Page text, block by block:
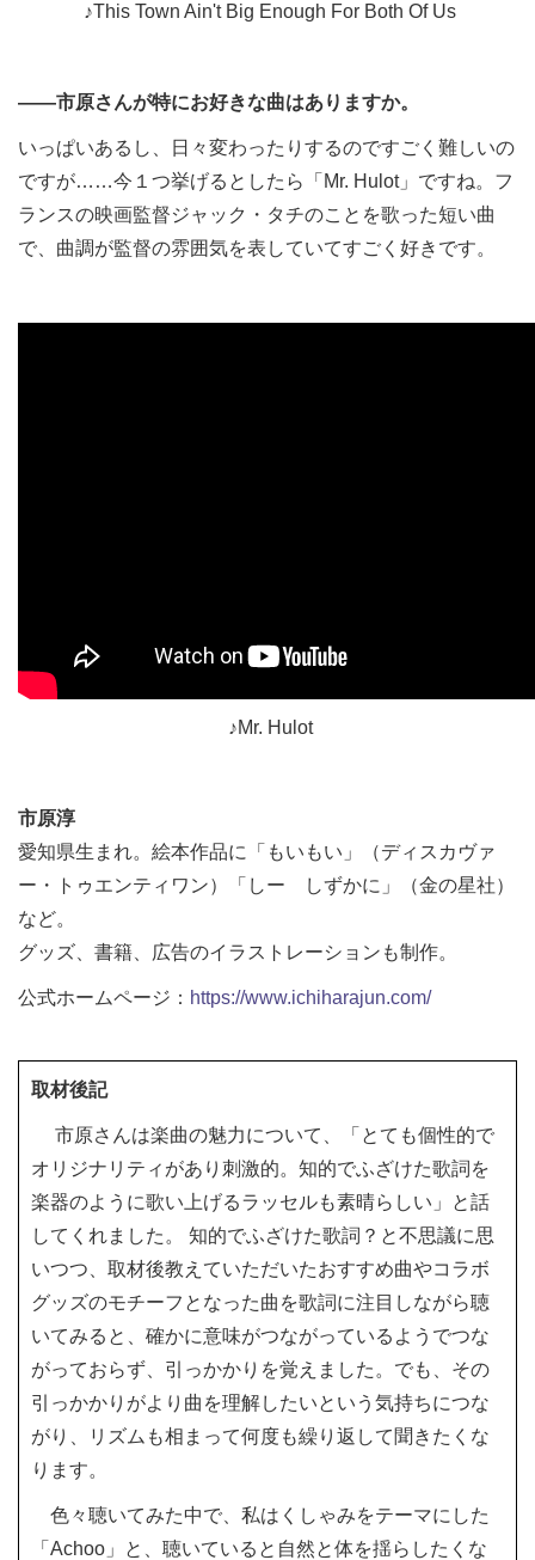
♪This Town Ain't Big Enough For Both Of Us
――市原さんが特にお好きな曲はありますか。
いっぱいあるし、日々変わったりするのですごく難しいの
ですが……今１つ挙げるとしたら「Mr. Hulot」ですね。フ
ランスの映画監督ジャック・タチのことを歌った短い曲
で、曲調が監督の雰囲気を表していてすごく好きです。
♪Mr. Hulot
市原淳
愛知県生まれ。絵本作品に「もいもい」（ディスカヴァ
ー・トゥエンティワン）「しー しずかに」（金の星社）
など。
グッズ、書籍、広告のイラストレーションも制作。
公式ホームページ： https://www.ichiharajun.com/
取材後記
市原さんは楽曲の魅力について、「とても個性的で
オリジナリティがあり刺激的。知的でふざけた歌詞を
楽器のように歌い上げるラッセルも素晴らしい」と話
してくれました。 知的でふざけた歌詞？と不思議に思
いつつ、取材後教えていただいたおすすめ曲やコラボ
グッズのモチーフとなった曲を歌詞に注目しながら聴
いてみると、確かに意味がつながっているようでつな
がっておらず、引っかかりを覚えました。でも、その
引っかかりがより曲を理解したいという気持ちにつな
がり、リズムも相まって何度も繰り返して聞きたくな
ります。
色々聴いてみた中で、私はくしゃみをテーマにした
「Achoo」と、聴いていると自然と体を揺らしたくな